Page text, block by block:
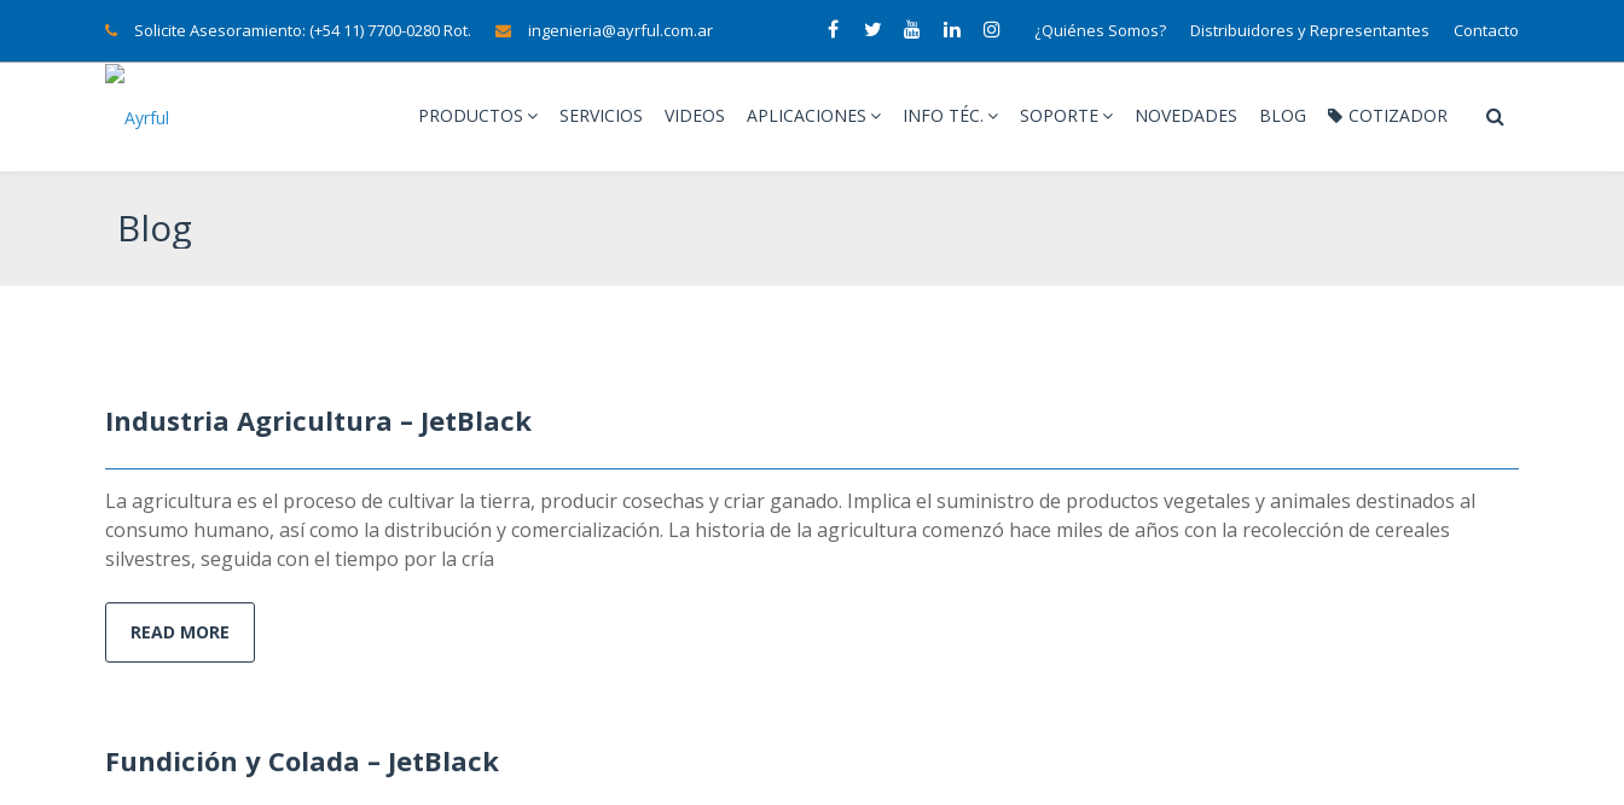
Solicite Asesoramiento: (+54 11) 7700-0280 Rot. ingenieria@ayrful.com.ar ¿Quiénes Somos? Distribuidores y Representantes Contacto
PRODUCTOS SERVICIOS VIDEOS APLICACIONES INFO TÉC. SOPORTE NOVEDADES BLOG COTIZADOR
Blog
Industria Agricultura – JetBlack
La agricultura es el proceso de cultivar la tierra, producir cosechas y criar ganado. Implica el suministro de productos vegetales y animales destinados al
consumo humano, así como la distribución y comercialización. La historia de la agricultura comenzó hace miles de años con la recolección de cereales
silvestres, seguida con el tiempo por la cría
READ MORE
Fundición y Colada – JetBlack